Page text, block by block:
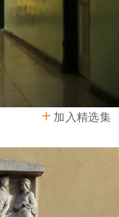
加入精选集